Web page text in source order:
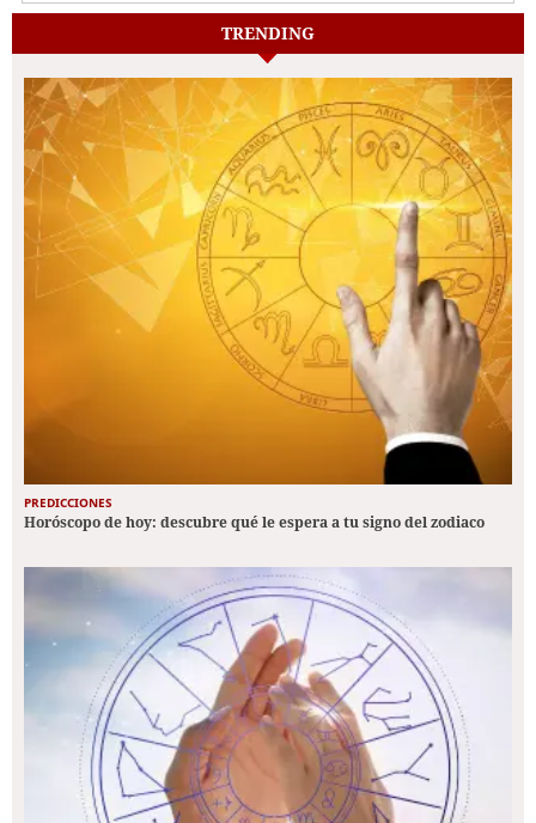
TRENDING
PREDICCIONES
Horóscopo de hoy: descubre qué le espera a tu signo del zodiaco